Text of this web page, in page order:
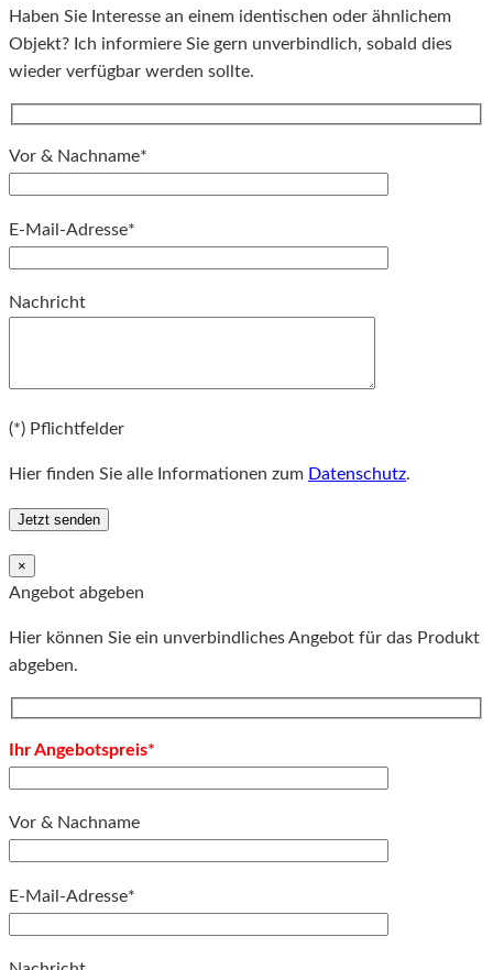
Haben Sie Interesse an einem identischen oder ähnlichem
Objekt? Ich informiere Sie gern unverbindlich, sobald dies
wieder verfügbar werden sollte.
Vor & Nachname*
E-Mail-Adresse*
Nachricht
(*) Pflichtfelder
Hier finden Sie alle Informationen zum Datenschutz.
×
Angebot abgeben
Hier können Sie ein unverbindliches Angebot für das Produkt
abgeben.
Ihr Angebotspreis*
Vor & Nachname
E-Mail-Adresse*